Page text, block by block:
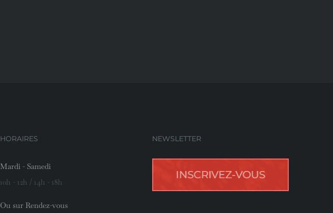
HORAIRES
Mardi - Samedi
10h - 12h / 14h - 18h
Ou sur Rendez-vous
NEWSLETTER